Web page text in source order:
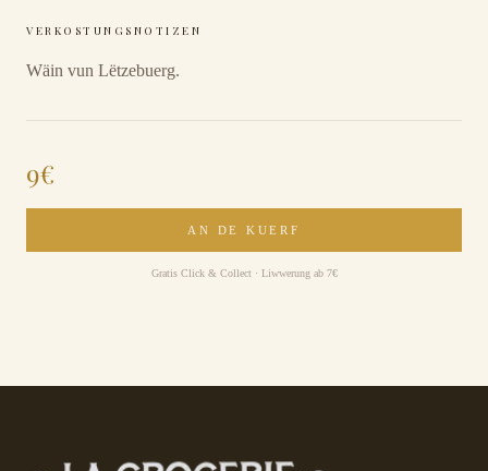
VERKOSTUNGSNOTIZEN
Wäin vun Lëtzebuerg.
9€
AN DE KUERF
Gratis Click & Collect · Liwwerung ab 7€